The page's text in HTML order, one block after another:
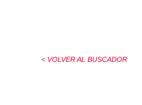
< VOLVER AL BUSCADOR